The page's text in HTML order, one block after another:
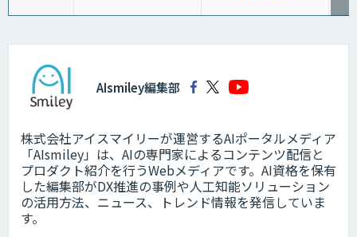
AIsmiley編集部
株式会社アイスマイリーが運営するAIポータルメディア
「AIsmiley」は、AIの専門家によるコンテンツ配信と
プロダクト紹介を行うWebメディアです。AI資格を保有
した編集部がDX推進の事例や人工知能ソリューション
の活用方法、ニュース、トレンド情報を発信していま
す。